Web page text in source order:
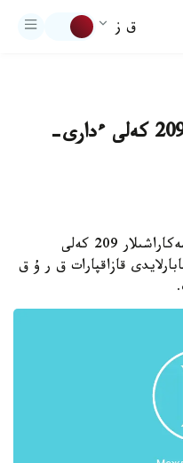
ق ز
شەكاراشىلار «قورعاستان» 209 كەلى ءدارى-
استانا. قازاقپارات - «قورعاستا» شەكاراشىلار 209 كەلى
قازاقپارات ق ر ۇ ق